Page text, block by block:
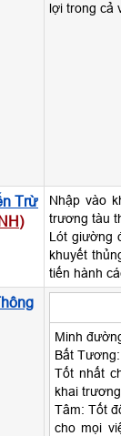
lợi trong cả
Trừ
)
Nhập vào
trương tàu
Lót giường
khuyết
tiến hành
Minh
Bất
Tốt nhất
khai
Tâm: Tốt
cho mọi